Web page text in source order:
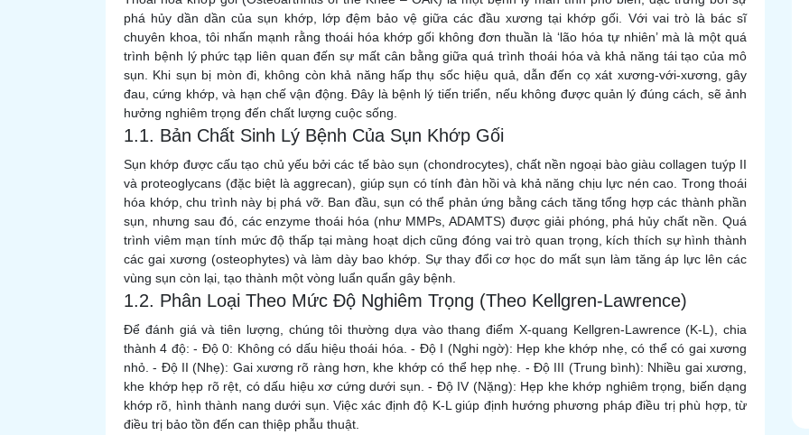
phá hủy dần dần của sụn khớp, lớp đệm bảo vệ giữa các đầu xương tại khớp gối. Với vai trò là bác sĩ
chuyên khoa, tôi nhấn mạnh rằng thoái hóa khớp gối không đơn thuần là ‘lão hóa tự nhiên’ mà là một quá
trình bệnh lý phức tạp liên quan đến sự mất cân bằng giữa quá trình thoái hóa và khả năng tái tạo của mô
sụn. Khi sụn bị mòn đi, không còn khả năng hấp thụ sốc hiệu quả, dẫn đến cọ xát xương-với-xương, gây
đau, cứng khớp, và hạn chế vận động. Đây là bệnh lý tiến triển, nếu không được quản lý đúng cách, sẽ ảnh
hưởng nghiêm trọng đến chất lượng cuộc sống.
1.1. Bản Chất Sinh Lý Bệnh Của Sụn Khớp Gối
Sụn khớp được cấu tạo chủ yếu bởi các tế bào sụn (chondrocytes), chất nền ngoại bào giàu collagen tuýp II
và proteoglycans (đặc biệt là aggrecan), giúp sụn có tính đàn hồi và khả năng chịu lực nén cao. Trong thoái
hóa khớp, chu trình này bị phá vỡ. Ban đầu, sụn có thể phản ứng bằng cách tăng tổng hợp các thành phần
sụn, nhưng sau đó, các enzyme thoái hóa (như MMPs, ADAMTS) được giải phóng, phá hủy chất nền. Quá
trình viêm mạn tính mức độ thấp tại màng hoạt dịch cũng đóng vai trò quan trọng, kích thích sự hình thành
các gai xương (osteophytes) và làm dày bao khớp. Sự thay đổi cơ học do mất sụn làm tăng áp lực lên các
vùng sụn còn lại, tạo thành một vòng luẩn quẩn gây bệnh.
1.2. Phân Loại Theo Mức Độ Nghiêm Trọng (Theo Kellgren-Lawrence)
Để đánh giá và tiên lượng, chúng tôi thường dựa vào thang điểm X-quang Kellgren-Lawrence (K-L), chia
thành 4 độ: - Độ 0: Không có dấu hiệu thoái hóa. - Độ I (Nghi ngờ): Hẹp khe khớp nhẹ, có thể có gai xương
nhỏ. - Độ II (Nhẹ): Gai xương rõ ràng hơn, khe khớp có thể hẹp nhẹ. - Độ III (Trung bình): Nhiều gai xương,
khe khớp hẹp rõ rệt, có dấu hiệu xơ cứng dưới sụn. - Độ IV (Nặng): Hẹp khe khớp nghiêm trọng, biến dạng
khớp rõ, hình thành nang dưới sụn. Việc xác định độ K-L giúp định hướng phương pháp điều trị phù hợp, từ
điều trị bảo tồn đến can thiệp phẫu thuật.